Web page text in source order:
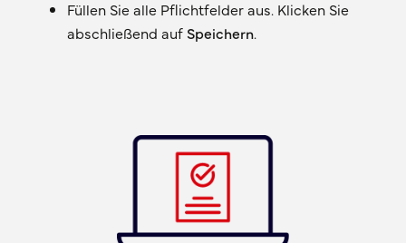
Füllen Sie alle Pflichtfelder aus. Klicken Sie
abschließend auf Speichern.